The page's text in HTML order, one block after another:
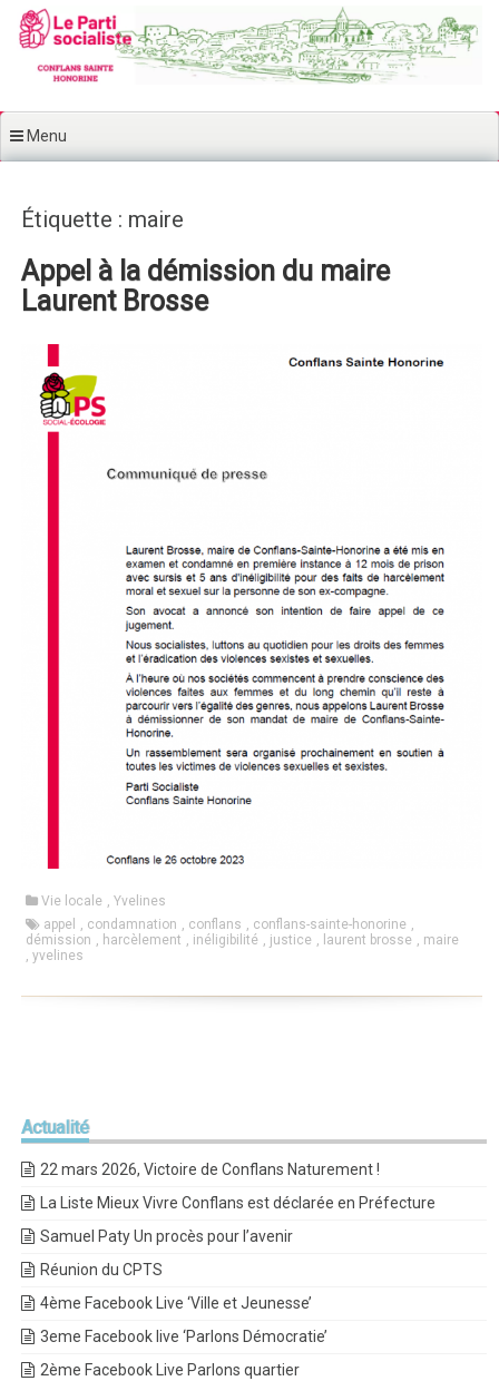
Aller au contenu principal
Menu
Étiquette : maire
Appel à la démission du maire
Laurent Brosse
Vie locale ,Yvelines
appel , condamnation , conflans , conflans-sainte-honorine ,
démission , harcèlement , inéligibilité , justice , laurent brosse , maire
,yvelines
Actualité
22 mars 2026, Victoire de Conflans Naturement !
La Liste Mieux Vivre Conflans est déclarée en Préfecture
Samuel Paty Un procès pour l’avenir
Réunion du CPTS
4ème Facebook Live ‘Ville et Jeunesse’
3eme Facebook live ‘Parlons Démocratie’
2ème Facebook Live Parlons quartier